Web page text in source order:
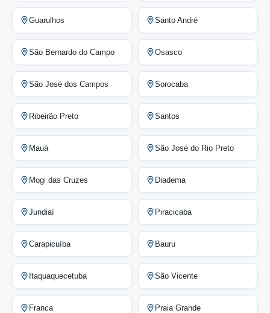
Guarulhos Santo André
São Bernardo do Campo Osasco
São José dos Campos Sorocaba
Ribeirão Preto Santos
Mauá São José do Rio Preto
Mogi das Cruzes Diadema
Jundiaí Piracicaba
Carapicuíba Bauru
Itaquaquecetuba São Vicente
Franca Praia Grande